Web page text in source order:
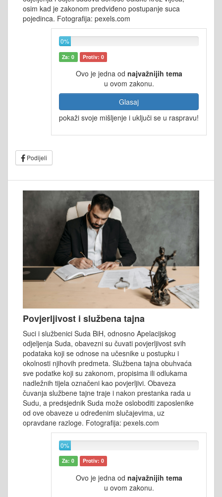
osim kad je zakonom predviđeno postupanje suca
pojedinca. Fotografija: pexels.com
0%
Za: 0 Protiv: 0
Ovo je jedna od najvažnijih tema
u ovom zakonu.
Glasaj
pokaži svoje mišljenje i uključi se u raspravu!
Podijeli
Povjerljivost i službena tajna
Suci i službenici Suda BiH, odnosno Apelacijskog
odjeljenja Suda, obavezni su čuvati povjerljivost svih
podataka koji se odnose na učesnike u postupku i
okolnosti njihovih predmeta. Službena tajna obuhvaća
sve podatke koji su zakonom, propisima ili odlukama
nadležnih tijela označeni kao povjerljivi. Obaveza
čuvanja službene tajne traje i nakon prestanka rada u
Sudu, a predsjednik Suda može osloboditi zaposlenike
od ove obaveze u određenim slučajevima, uz
opravdane razloge. Fotografija: pexels.com
0%
Za: 0 Protiv: 0
Ovo je jedna od najvažnijih tema
u ovom zakonu.